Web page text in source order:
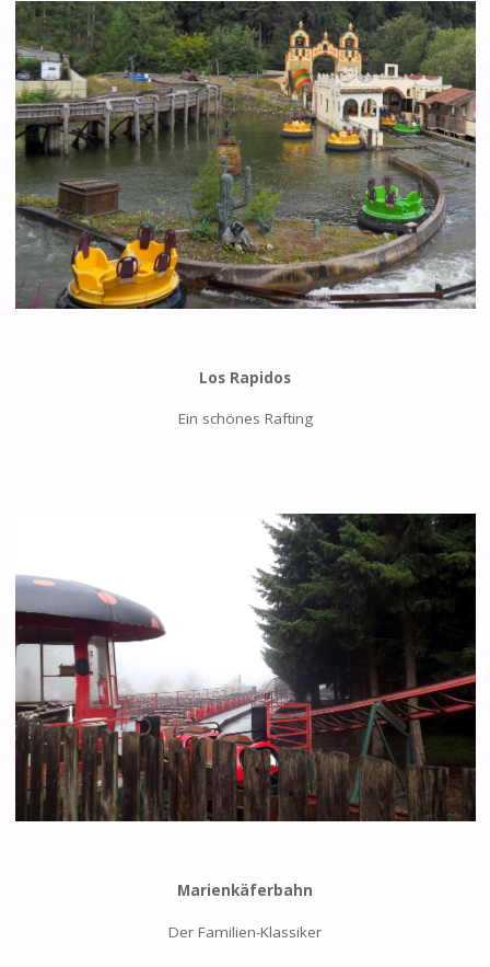
Los Rapidos
Ein schönes Rafting
Marienkäferbahn
Der Familien-Klassiker